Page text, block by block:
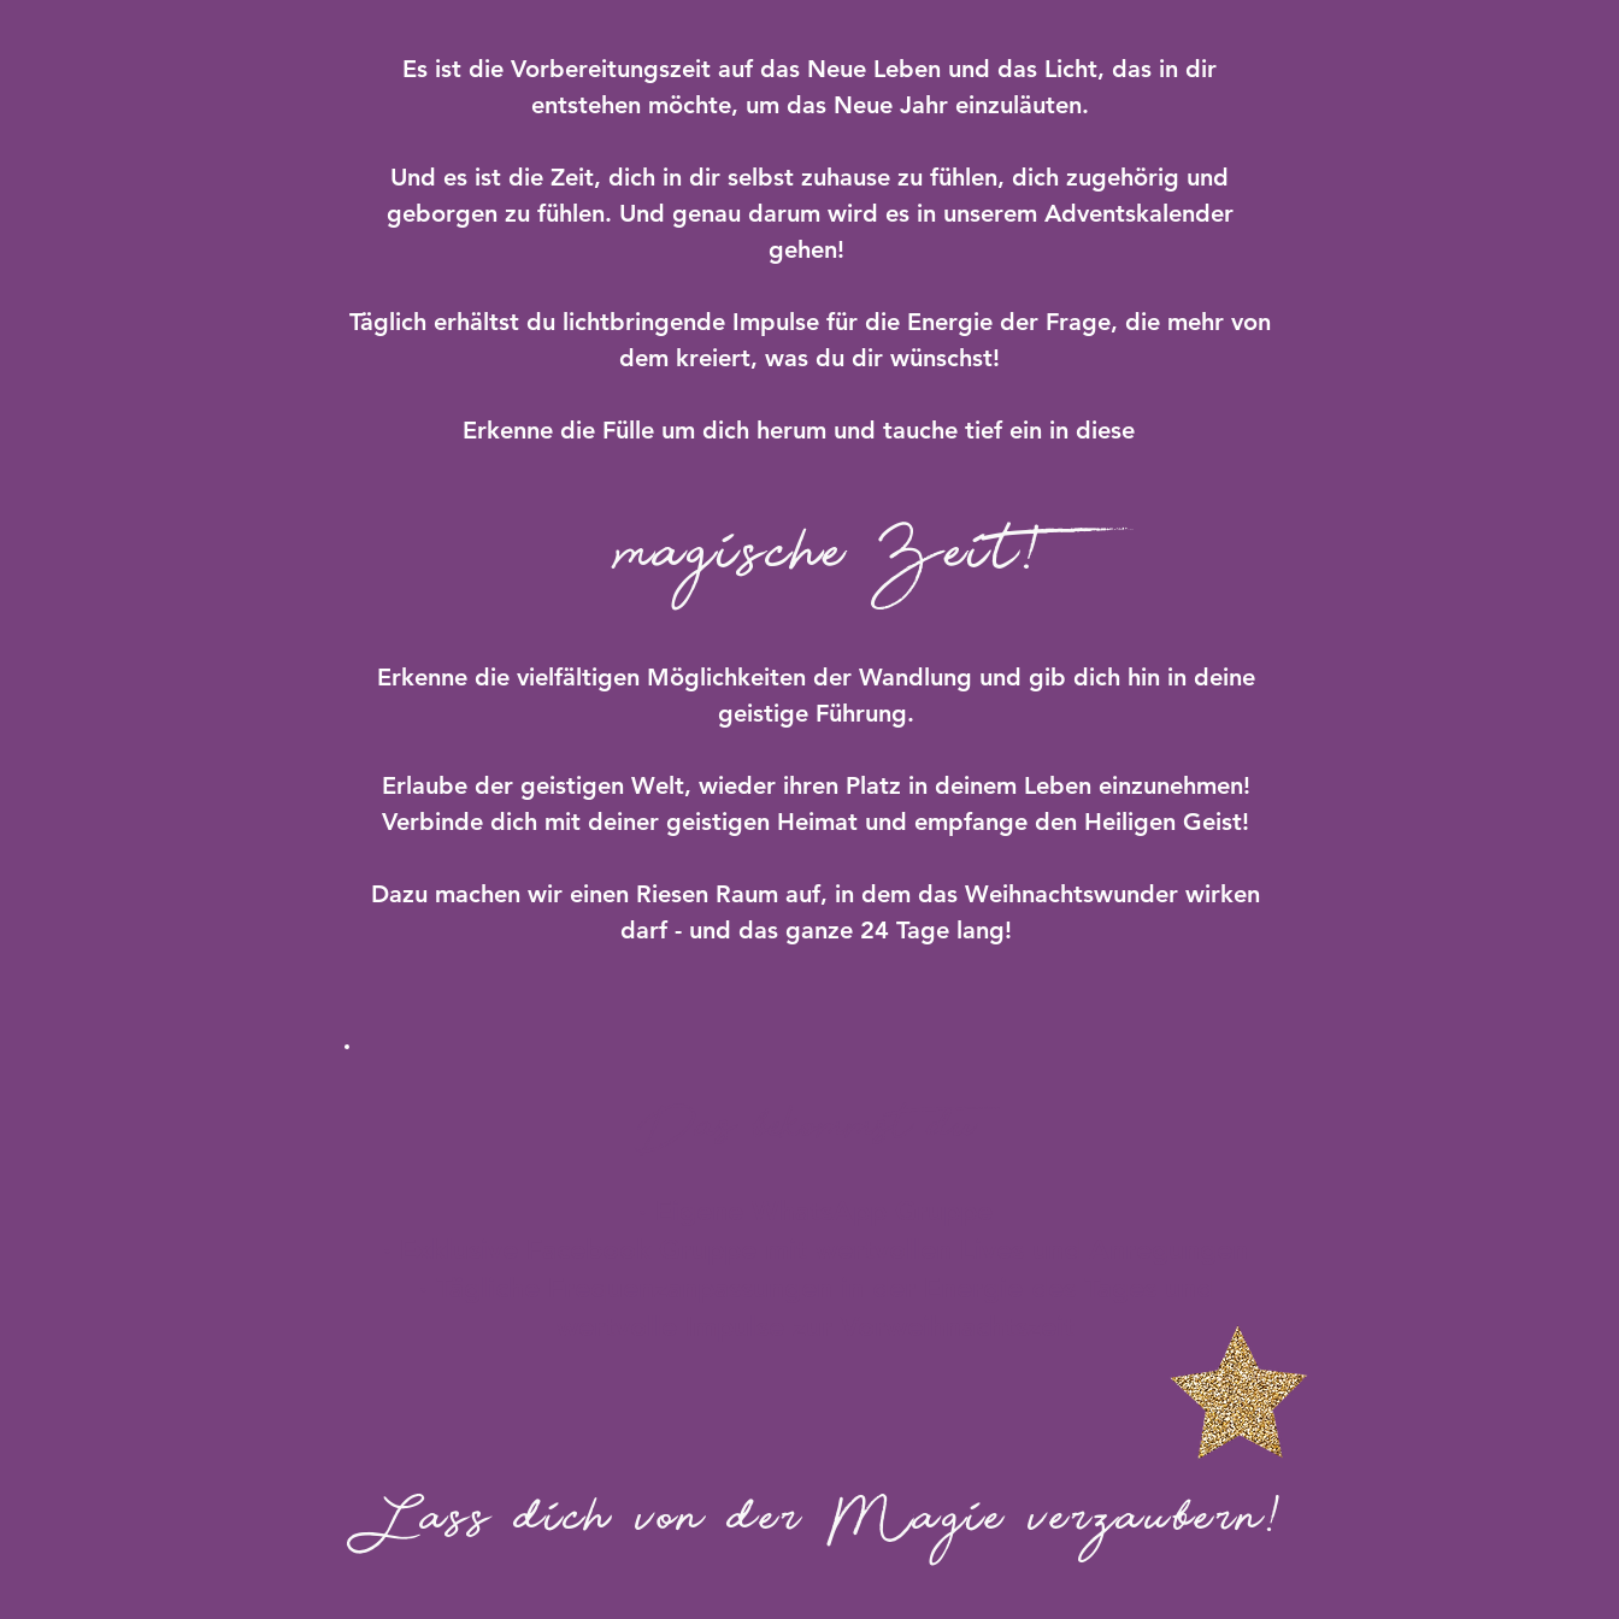
Es ist die Vorbereitungszeit auf das Neue Leben und das Licht, das in dir
entstehen möchte, um das Neue Jahr einzuläuten.
Und es ist die Zeit, dich in dir selbst zuhause zu fühlen, dich zugehörig und
geborgen zu fühlen. ​Und genau darum wird es in unserem Adventskalender
gehen!
Täglich erhältst du lichtbringende Impulse für die Energie der Frage, die mehr von
dem kreiert, was du dir wünschst!
Erkenne die Fülle um dich herum und tauche tief ein in diese
magische Zeit!
Erkenne die vielfältigen Möglichkeiten der Wandlung und gib dich hin in deine
geistige Führung.
Erlaube der geistigen Welt, wieder ihren Platz in deinem Leben einzunehmen!
Verbinde dich mit deiner geistigen Heimat und empfange den Heiligen Geist!
Dazu machen wir einen Riesen Raum auf, in dem das Weihnachtswunder wirken
darf - und das ganze 24 Tage lang!
Lass dich von der Magie verzaubern!